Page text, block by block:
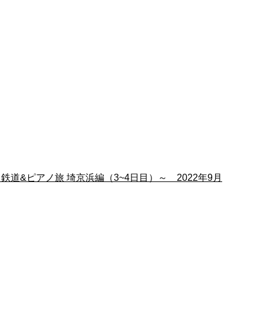
道&ピアノ旅 埼京浜編（3~4日目）～ 2022年9月